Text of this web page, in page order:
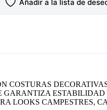
Añadir a la lista de
COSTURAS
LOOKS CAMPESTRES,